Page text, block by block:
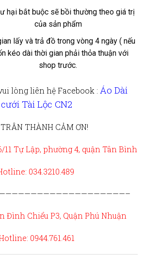
hại bắt buộc sẽ bồi thường theo giá trị
của sản phẩm
lấy và trả đồ trong vòng 4 ngày ( nếu
kéo dài thời gian phải thỏa thuận với
shop trước.
lòng liên hệFacebook : Áo Dài
cưới Tài Lộc CN2
THÀNH CẢM ƠN!
Tự Lập, phường 4, quận Tân Bình
034.3210.489
Đình Chiểu P3, Quận Phú Nhuận
0944.761.461